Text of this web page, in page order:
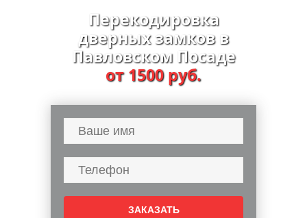
электромеханические замки
навесные замки
установка дверных доводчиков
Перекодировка
дверных замков в
Павловском Посаде
от 1500 руб.